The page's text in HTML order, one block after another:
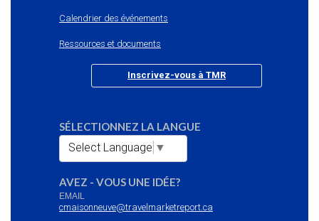
Calendrier des événements
Ressources et documents
Inscrivez-vous à TMR
SÉLECTIONNEZ LA LANGUE
Select Language ▼
AVEZ - VOUS UNE IDÉE?
EMAIL
cmaisonneuve@travelmarketreport.ca